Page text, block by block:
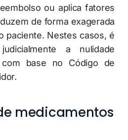
ou aplica fatores
de forma exagerada
paciente. Nestes casos, é
a nulidade
com base no Código de
medicamentos